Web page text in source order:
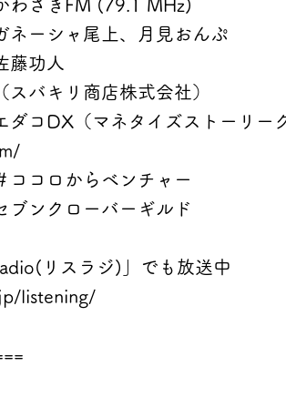
FM (79.1 MHz)
尾上、月見おんぷ
人
株式会社）
DX（マネタイズストーリー
ロからベンチャー
ーバーギルド
リスラジ)」でも放送中
listening/